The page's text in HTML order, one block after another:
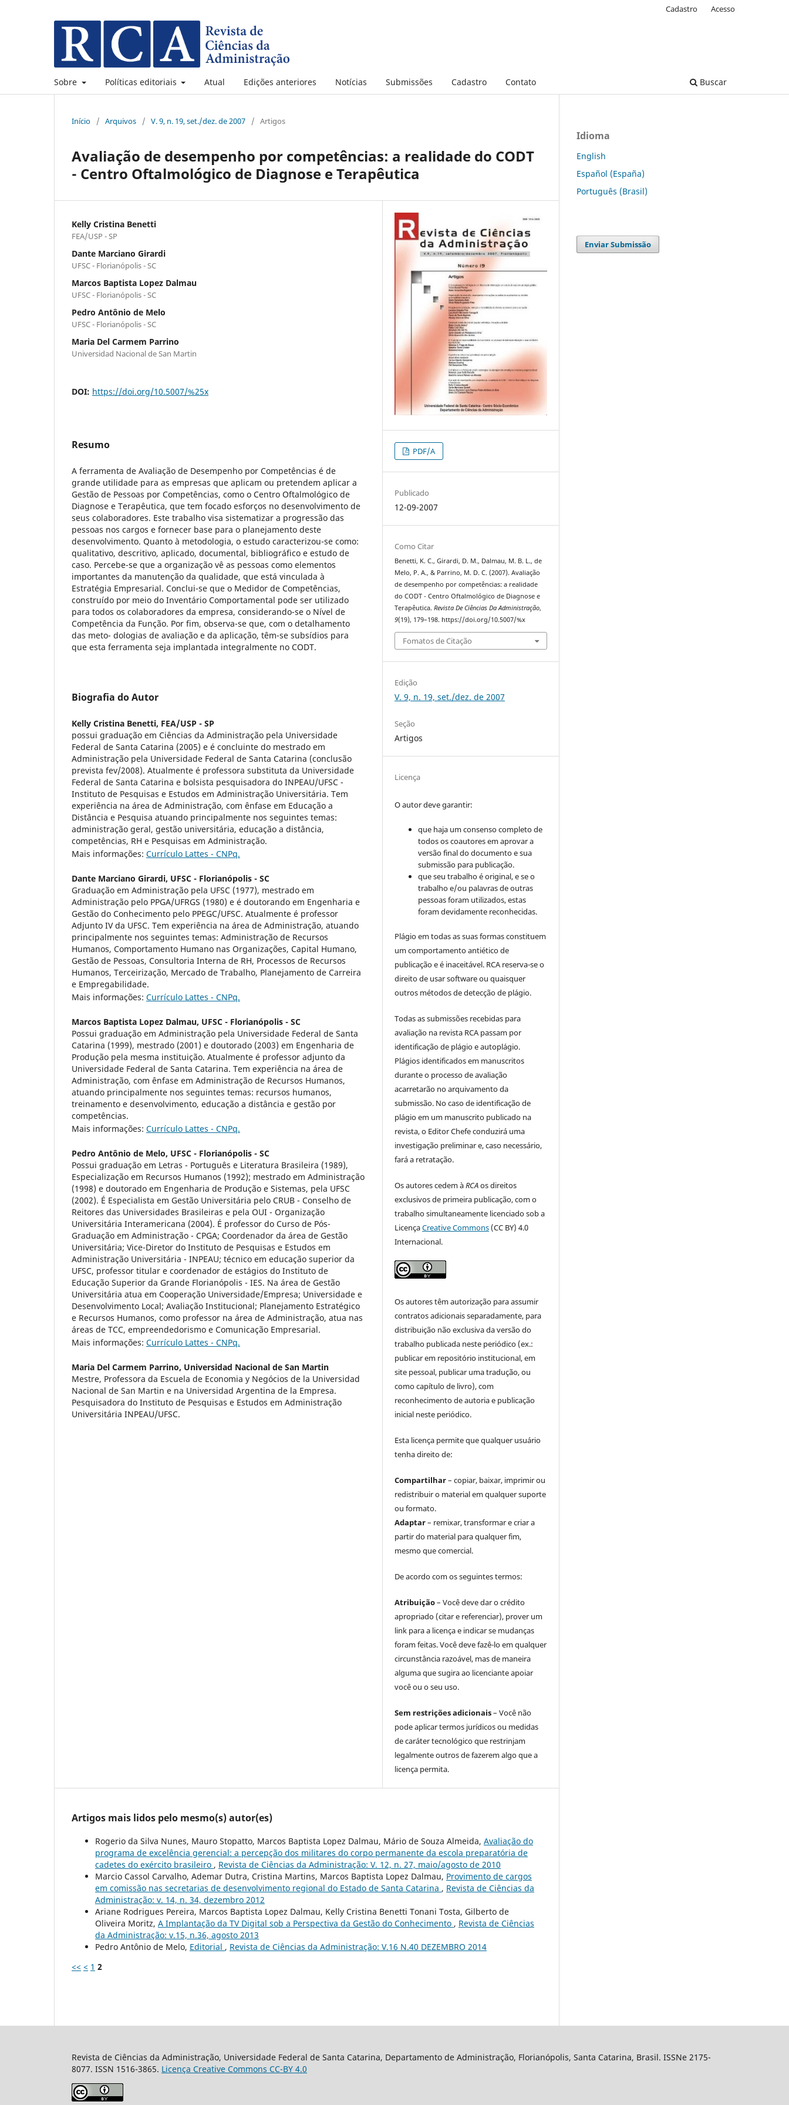
Sobre Políticas editoriais Atual Edições anteriores Notícias Submissões Cadastro Contato Buscar
Cadastro Acesso
Início / Arquivos / V. 9, n. 19, set./dez. de 2007 / Artigos
Avaliação de desempenho por competências: a realidade do CODT
- Centro Oftalmológico de Diagnose e Terapêutica
Kelly Cristina Benetti
FEA/USP - SP
Dante Marciano Girardi
UFSC - Florianópolis - SC
Marcos Baptista Lopez Dalmau
UFSC - Florianópolis - SC
Pedro Antônio de Melo
UFSC - Florianópolis - SC
Maria Del Carmem Parrino
Universidad Nacional de San Martin
DOI: https://doi.org/10.5007/%25x
Resumo
A ferramenta de Avaliação de Desempenho por Competências é de
grande utilidade para as empresas que aplicam ou pretendem aplicar a
Gestão de Pessoas por Competências, como o Centro Oftalmológico de
Diagnose e Terapêutica, que tem focado esforços no desenvolvimento de
seus colaboradores. Este trabalho visa sistematizar a progressão das
pessoas nos cargos e fornecer base para o planejamento deste
desenvolvimento. Quanto à metodologia, o estudo caracterizou-se como:
qualitativo, descritivo, aplicado, documental, bibliográfico e estudo de
caso. Percebe-se que a organização vê as pessoas como elementos
importantes da manutenção da qualidade, que está vinculada à
Estratégia Empresarial. Conclui-se que o Medidor de Competências,
construído por meio do Inventário Comportamental pode ser utilizado
para todos os colaboradores da empresa, considerando-se o Nível de
Competência da Função. Por fim, observa-se que, com o detalhamento
das meto- dologias de avaliação e da aplicação, têm-se subsídios para
que esta ferramenta seja implantada integralmente no CODT.
Biografia do Autor
Kelly Cristina Benetti, FEA/USP - SP
possui graduação em Ciências da Administração pela Universidade
Federal de Santa Catarina (2005) e é concluinte do mestrado em
Administração pela Universidade Federal de Santa Catarina (conclusão
prevista fev/2008). Atualmente é professora substituta da Universidade
Federal de Santa Catarina e bolsista pesquisadora do INPEAU/UFSC -
Instituto de Pesquisas e Estudos em Administração Universitária. Tem
experiência na área de Administração, com ênfase em Educação a
Distância e Pesquisa atuando principalmente nos seguintes temas:
administração geral, gestão universitária, educação a distância,
competências, RH e Pesquisas em Administração.
Mais informações: Currículo Lattes - CNPq.
Dante Marciano Girardi, UFSC - Florianópolis - SC
Graduação em Administração pela UFSC (1977), mestrado em
Administração pelo PPGA/UFRGS (1980) e é doutorando em Engenharia e
Gestão do Conhecimento pelo PPEGC/UFSC. Atualmente é professor
Adjunto IV da UFSC. Tem experiência na área de Administração, atuando
principalmente nos seguintes temas: Administração de Recursos
Humanos, Comportamento Humano nas Organizações, Capital Humano,
Gestão de Pessoas, Consultoria Interna de RH, Processos de Recursos
Humanos, Terceirização, Mercado de Trabalho, Planejamento de Carreira
e Empregabilidade.
Mais informações: Currículo Lattes - CNPq.
Marcos Baptista Lopez Dalmau, UFSC - Florianópolis - SC
Possui graduação em Administração pela Universidade Federal de Santa
Catarina (1999), mestrado (2001) e doutorado (2003) em Engenharia de
Produção pela mesma instituição. Atualmente é professor adjunto da
Universidade Federal de Santa Catarina. Tem experiência na área de
Administração, com ênfase em Administração de Recursos Humanos,
atuando principalmente nos seguintes temas: recursos humanos,
treinamento e desenvolvimento, educação a distância e gestão por
competências.
Mais informações: Currículo Lattes - CNPq.
Pedro Antônio de Melo, UFSC - Florianópolis - SC
Possui graduação em Letras - Português e Literatura Brasileira (1989),
Especialização em Recursos Humanos (1992); mestrado em Administração
(1998) e doutorado em Engenharia de Produção e Sistemas, pela UFSC
(2002). É Especialista em Gestão Universitária pelo CRUB - Conselho de
Reitores das Universidades Brasileiras e pela OUI - Organização
Universitária Interamericana (2004). É professor do Curso de Pós-
Graduação em Administração - CPGA; Coordenador da área de Gestão
Universitária; Vice-Diretor do Instituto de Pesquisas e Estudos em
Administração Universitária - INPEAU; técnico em educação superior da
UFSC, professor titular e coordenador de estágios do Instituto de
Educação Superior da Grande Florianópolis - IES. Na área de Gestão
Universitária atua em Cooperação Universidade/Empresa; Universidade e
Desenvolvimento Local; Avaliação Institucional; Planejamento Estratégico
e Recursos Humanos, como professor na área de Administração, atua nas
áreas de TCC, empreendedorismo e Comunicação Empresarial.
Mais informações: Currículo Lattes - CNPq.
Maria Del Carmem Parrino, Universidad Nacional de San Martin
Mestre, Professora da Escuela de Economia y Negócios de la Universidad
Nacional de San Martin e na Universidad Argentina de la Empresa.
Pesquisadora do Instituto de Pesquisas e Estudos em Administração
Universitária INPEAU/UFSC.
PDF/A
Publicado
12-09-2007
Como Citar
Benetti, K. C., Girardi, D. M., Dalmau, M. B. L., de
Melo, P. A., & Parrino, M. D. C. (2007). Avaliação
de desempenho por competências: a realidade
do CODT - Centro Oftalmológico de Diagnose e
Terapêutica.Revista De Ciências Da Administração,
9(19), 179–198. https://doi.org/10.5007/%x
Fomatos de Citação
Edição
V. 9, n. 19, set./dez. de 2007
Seção
Artigos
Licença
O autor deve garantir:
que haja um consenso completo de
todos os coautores em aprovar a
versão final do documento e sua
submissão para publicação.
que seu trabalho é original, e se o
trabalho e/ou palavras de outras
pessoas foram utilizados, estas
foram devidamente reconhecidas.
Plágio em todas as suas formas constituem
um comportamento antiético de
publicação e é inaceitável. RCA reserva-se o
direito de usar software ou quaisquer
outros métodos de detecção de plágio.
Todas as submissões recebidas para
avaliação na revista RCA passam por
identificação de plágio e autoplágio.
Plágios identificados em manuscritos
durante o processo de avaliação
acarretarão no arquivamento da
submissão. No caso de identificação de
plágio em um manuscrito publicado na
revista, o Editor Chefe conduzirá uma
investigação preliminar e, caso necessário,
fará a retratação.
Os autores cedem àRCAos direitos
exclusivos de primeira publicação, com o
trabalho simultaneamente licenciado sob a
LicençaCreative Commons (CC BY) 4.0
Internacional.
Os autores têm autorização para assumir
contratos adicionais separadamente, para
distribuição não exclusiva da versão do
trabalho publicada neste periódico (ex.:
publicar em repositório institucional, em
site pessoal, publicar uma tradução, ou
como capítulo de livro), com
reconhecimento de autoria e publicação
inicial neste periódico.
Esta licença permite que qualquer usuário
tenha direito de:
Compartilhar– copiar, baixar, imprimir ou
redistribuir o material em qualquer suporte
ou formato.
Adaptar– remixar, transformar e criar a
partir do material para qualquer fim,
mesmo que comercial.
De acordo com os seguintes termos:
Atribuição– Você deve dar o crédito
apropriado (citar e referenciar), prover um
link para a licença e indicar se mudanças
foram feitas. Você deve fazê-lo em qualquer
circunstância razoável, mas de maneira
alguma que sugira ao licenciante apoiar
você ou o seu uso.
Sem restrições adicionais– Você não
pode aplicar termos jurídicos ou medidas
de caráter tecnológico que restrinjam
legalmente outros de fazerem algo que a
licença permita.
Artigos mais lidos pelo mesmo(s) autor(es)
Rogerio da Silva Nunes, Mauro Stopatto, Marcos Baptista Lopez Dalmau, Mário de Souza Almeida, Avaliação do
programa de excelência gerencial: a percepção dos militares do corpo permanente da escola preparatória de
cadetes do exército brasileiro , Revista de Ciências da Administração: V. 12, n. 27, maio/agosto de 2010
Marcio Cassol Carvalho, Ademar Dutra, Cristina Martins, Marcos Baptista Lopez Dalmau, Provimento de cargos
em comissão nas secretarias de desenvolvimento regional do Estado de Santa Catarina , Revista de Ciências da
Administração: v. 14, n. 34, dezembro 2012
Ariane Rodrigues Pereira, Marcos Baptista Lopez Dalmau, Kelly Cristina Benetti Tonani Tosta, Gilberto de
Oliveira Moritz, A Implantação da TV Digital sob a Perspectiva da Gestão do Conhecimento , Revista de Ciências
da Administração: v.15, n.36, agosto 2013
Pedro Antônio de Melo, Editorial , Revista de Ciências da Administração: V.16 N.40 DEZEMBRO 2014
<< < 1 2
Idioma
English
Español (España)
Português (Brasil)
Enviar Submissão
Revista de Ciências da Administração, Universidade Federal de Santa Catarina, Departamento de Administração, Florianópolis, Santa Catarina, Brasil. ISSNe 2175-
8077. ISSN 1516-3865. Licença Creative Commons CC-BY 4.0